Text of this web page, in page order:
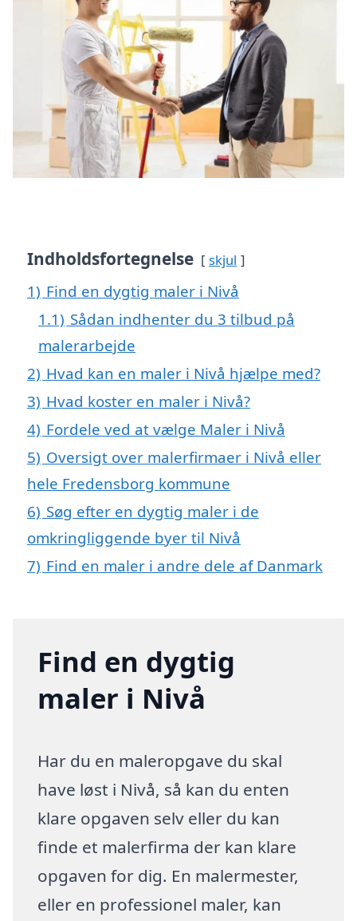
Indholdsfortegnelse skjul
1) Find en dygtig maler i Nivå
1.1) Sådan indhenter du 3 tilbud på
malerarbejde
2) Hvad kan en maler i Nivå hjælpe med?
3) Hvad koster en maler i Nivå?
4) Fordele ved at vælge Maler i Nivå
5) Oversigt over malerfirmaer i Nivå eller
hele Fredensborg kommune
6) Søg efter en dygtig maler i de
omkringliggende byer til Nivå
7) Find en maler i andre dele af Danmark
Find en dygtig
maler i Nivå
Har du en maleropgave du skal
have løst i Nivå, så kan du enten
klare opgaven selv eller du kan
finde et malerfirma der kan klare
opgaven for dig. En malermester,
eller en professionel maler, kan